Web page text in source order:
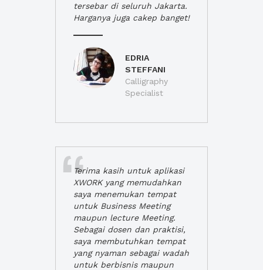
tersebar di seluruh Jakarta.
Harganya juga cakep banget!
EDRIA
STEFFANI
Calligraphy
Specialist
Terima kasih untuk aplikasi
XWORK yang memudahkan
saya menemukan tempat
untuk Business Meeting
maupun lecture Meeting.
Sebagai dosen dan praktisi,
saya membutuhkan tempat
yang nyaman sebagai wadah
untuk berbisnis maupun